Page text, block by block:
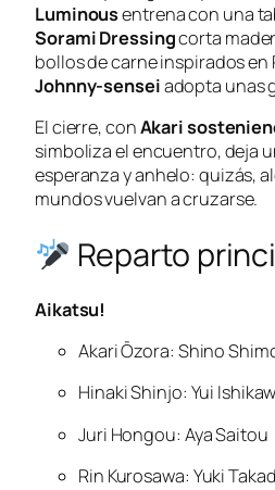
Luminousentrena con una
Sorami Dressingcorta
bollos de carne inspirados en
Johnny-senseiadopta unas
El cierre, conAkari
simboliza el encuentro, deja
esperanza y anhelo: quizás,
mundos vuelvan a cruzarse.
Reparto
Aikatsu!
Akari Ōzora: Shino
Hinaki Shinjo: Yui
Juri Hongou: Aya Saitou
Rin Kurosawa: Yuki